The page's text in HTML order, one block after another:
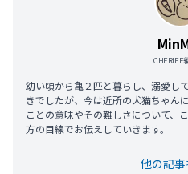
CHERIEE
幼い頃から亀２匹と暮らし、溺愛し
きでしたが、今は近所の犬猫ちゃん
ことの意味やその難しさについて、
方の目線でお伝えしていきます。
他の記事